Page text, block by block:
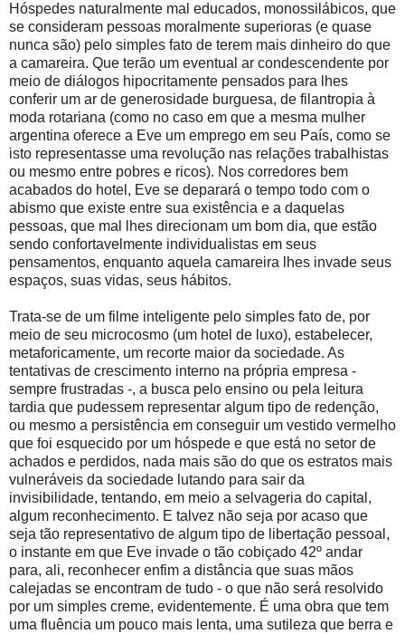
Hóspedes naturalmente mal educados, monossilábicos, que
se consideram pessoas moralmente superioras (e quase
nunca são) pelo simples fato de terem mais dinheiro do que
a camareira. Que terão um eventual ar condescendente por
meio de diálogos hipocritamente pensados para lhes
conferir um ar de generosidade burguesa, de filantropia à
moda rotariana (como no caso em que a mesma mulher
argentina oferece a Eve um emprego em seu País, como se
isto representasse uma revolução nas relações trabalhistas
ou mesmo entre pobres e ricos). Nos corredores bem
acabados do hotel, Eve se deparará o tempo todo com o
abismo que existe entre sua existência e a daquelas
pessoas, que mal lhes direcionam um bom dia, que estão
sendo confortavelmente individualistas em seus
pensamentos, enquanto aquela camareira lhes invade seus
espaços, suas vidas, seus hábitos.
Trata-se de um filme inteligente pelo simples fato de, por
meio de seu microcosmo (um hotel de luxo), estabelecer,
metaforicamente, um recorte maior da sociedade. As
tentativas de crescimento interno na própria empresa -
sempre frustradas -, a busca pelo ensino ou pela leitura
tardia que pudessem representar algum tipo de redenção,
ou mesmo a persistência em conseguir um vestido vermelho
que foi esquecido por um hóspede e que está no setor de
achados e perdidos, nada mais são do que os estratos mais
vulneráveis da sociedade lutando para sair da
invisibilidade, tentando, em meio a selvageria do capital,
algum reconhecimento. E talvez não seja por acaso que
seja tão representativo de algum tipo de libertação pessoal,
o instante em que Eve invade o tão cobiçado 42º andar
para, ali, reconhecer enfim a distância que suas mãos
calejadas se encontram de tudo - o que não será resolvido
por um simples creme, evidentemente. É uma obra que tem
uma fluência um pouco mais lenta, uma sutileza que berra e